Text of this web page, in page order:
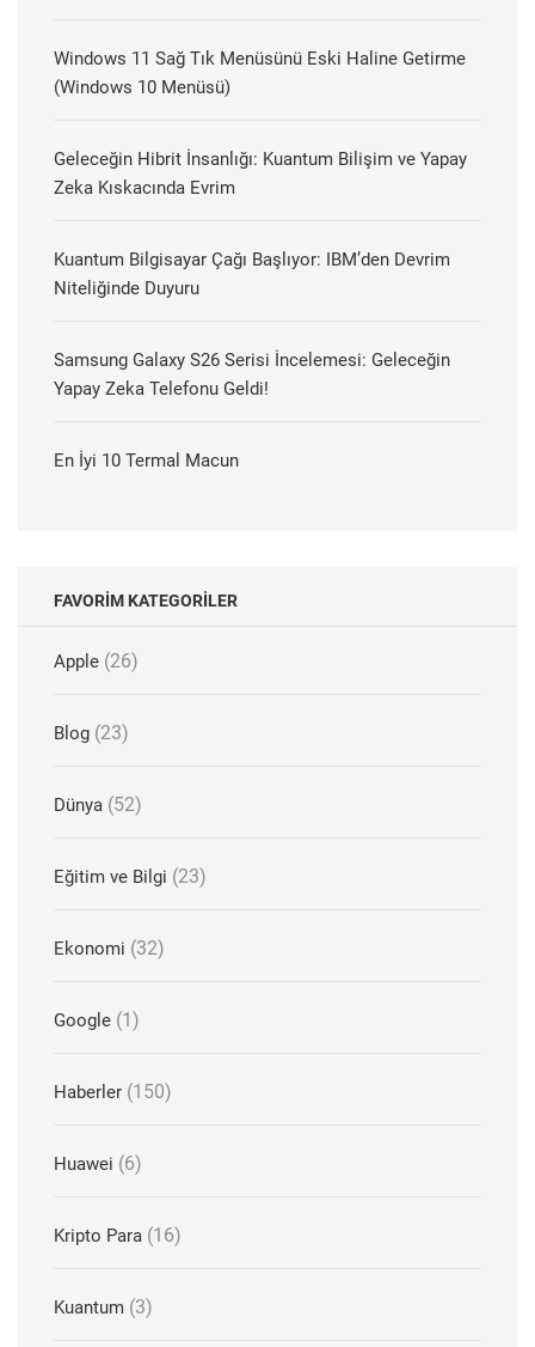
Windows 11 Sağ Tık Menüsünü Eski Haline Getirme
(Windows 10 Menüsü)
Geleceğin Hibrit İnsanlığı: Kuantum Bilişim ve Yapay
Zeka Kıskacında Evrim
Kuantum Bilgisayar Çağı Başlıyor: IBM’den Devrim
Niteliğinde Duyuru
Samsung Galaxy S26 Serisi İncelemesi: Geleceğin
Yapay Zeka Telefonu Geldi!
En İyi 10 Termal Macun
FAVORIM KATEGORILER
Apple (26)
Blog (23)
Dünya (52)
Eğitim ve Bilgi (23)
Ekonomi (32)
Google (1)
Haberler (150)
Huawei (6)
Kripto Para (16)
Kuantum (3)